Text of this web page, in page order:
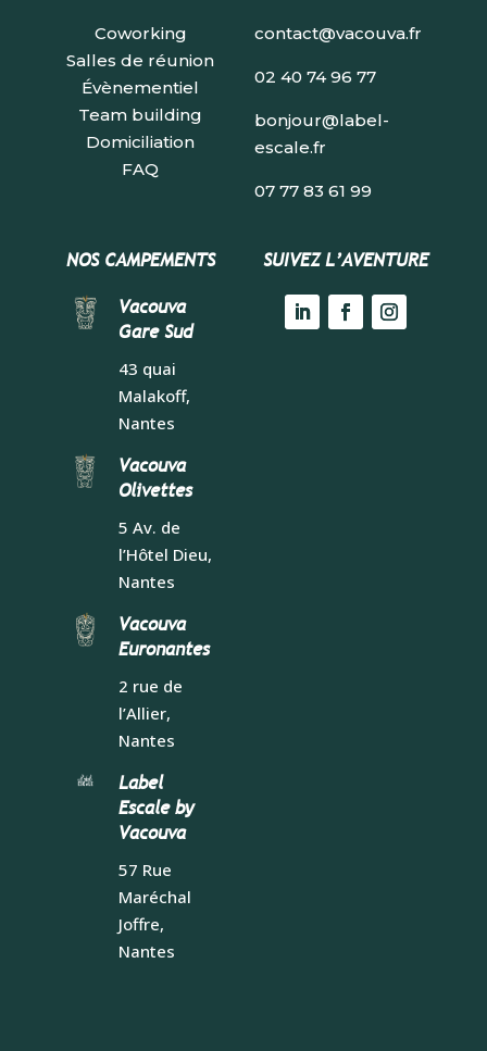
Coworking
Salles de réunion
Évènementiel
Team building
Domiciliation
FAQ
contact@vacouva.fr
02 40 74 96 77
bonjour@label-
escale.fr
07 77 83 61 99
NOS CAMPEMENTS
Vacouva
Gare Sud
43 quai
Malakoff,
Nantes
Vacouva
Olivettes
5 Av. de
l’Hôtel Dieu,
Nantes
Vacouva
Euronantes
2 rue de
l’Allier,
Nantes
Label
Escale by
Vacouva
57 Rue
Maréchal
Joffre,
Nantes
SUIVEZ L’AVENTURE